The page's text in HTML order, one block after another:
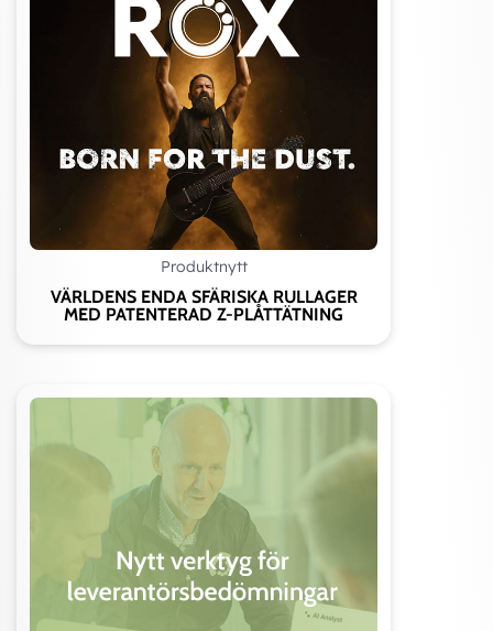
Produktnytt
VÄRLDENS ENDA SFÄRISKA RULLAGER
MED PATENTERAD Z-PLÅTTÄTNING